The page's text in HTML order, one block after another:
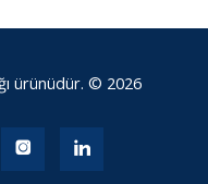
ürünüdür. © 2026